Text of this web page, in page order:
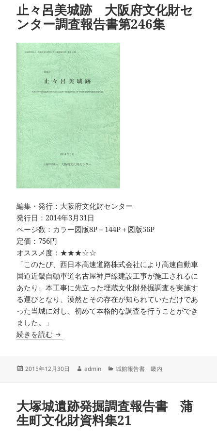
ー
止々呂美城跡 大阪府文化財セ
ンター調査報告書第246集
編集・発行：大阪府文化財センター
発行日：2014年3月31日
ページ数：カラー図版8P＋144P＋図版56P
定価：756円
オススメ度：★★★☆☆
「このたび、西日本高速道路株式会社により高速自動車
国道近畿自動車道名古屋神戸線建設工事が施工されるに
あたり、本工事に先立った埋蔵文化財発掘調査を実施す
る運びとなり、漠然とその存在が知られていただけであ
った当城に対し、初めて本格的な調査を行うことができ
ました。」
続きを読む 止々呂美城跡 大阪府文化財センター調査報告書
投
2015年12月30日
作
admin
カ
ー
城館報告書 畿内
大塚城遺跡発掘調査報告書 蒲
生町文化財資料集21